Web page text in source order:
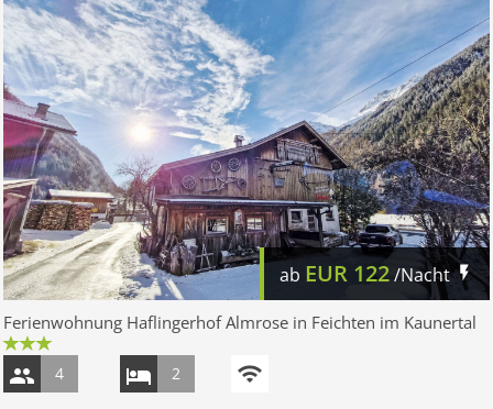
ab EUR 122/Nacht
Ferienwohnung Haflingerhof Almrose in Feichten im Kaunertal
4 2